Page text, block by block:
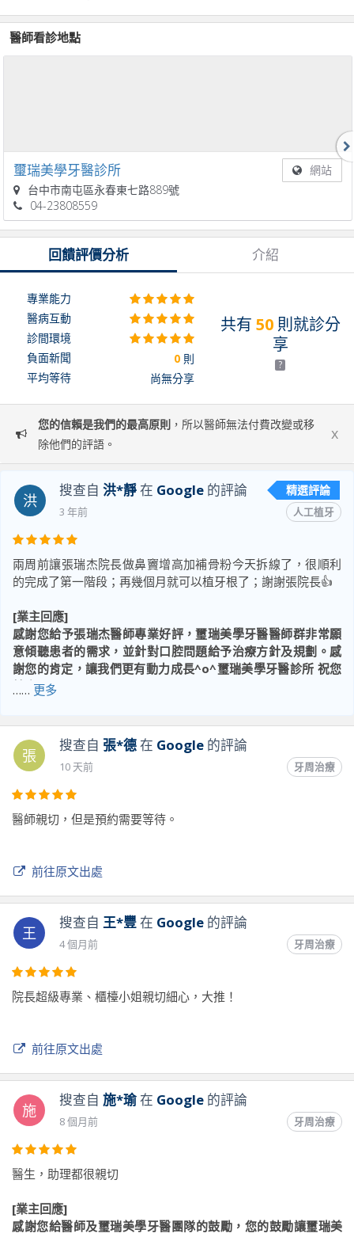
醫師看診地點
璽瑞美學牙醫診所
網站
台中市南屯區永春東七路889號
04-23808559
回饋評價分析 介紹
共有 50則就診分
享
?
專業能力
醫病互動
診間環境
負面新聞
0 則
平均等待
尚無分享
您的信賴是我們的最高原則 ，所以醫師無法付費改變或移
除他們的評語。
x
洪
搜查自洪*靜在 Google 的評論 精選評論
3 年前 人工植牙
兩周前讓張瑞杰院長做鼻竇增高加補骨粉今天拆線了，很順利
的完成了第一階段；再幾個月就可以植牙根了；謝謝張院長👍
[業主回應]
感謝您給予張瑞杰醫師專業好評，璽瑞美學牙醫醫師群非常願
意傾聽患者的需求，並針對口腔問題給予治療方針及規劃。感
謝您的肯定，讓我們更有動力成長^o^璽瑞美學牙醫診所 祝您
健康順心~
前往原文出處
…… 更多
張
搜查自 張*德在 Google的評論
10 天前 牙周治療
醫師親切，但是預約需要等待。
前往原文出處
王
搜查自 王*豐在 Google的評論
4 個月前 牙周治療
院長超級專業、櫃檯小姐親切細心，大推！
前往原文出處
施
搜查自 施*瑜在 Google的評論
8 個月前 牙周治療
醫生，助理都很親切
[業主回應]
感謝您給醫師及璽瑞美學牙醫團隊的鼓勵，您的鼓勵讓璽瑞美